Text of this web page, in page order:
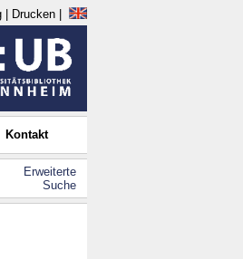
Drucken
Kontakt
Erweiterte
Suche